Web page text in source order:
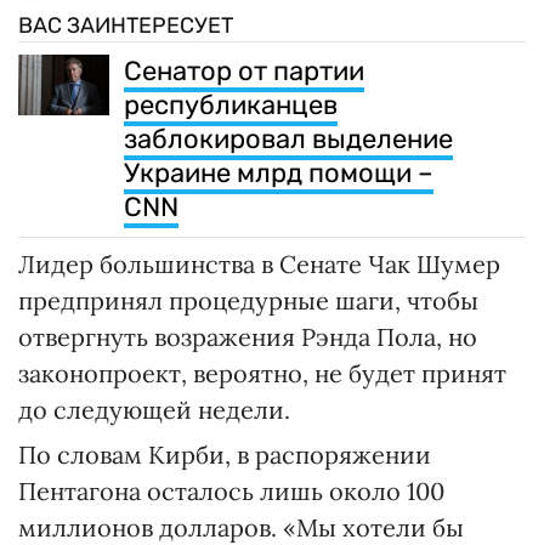
ВАС ЗАИНТЕРЕСУЕТ
Сенатор от партии
республиканцев
заблокировал выделение
Украине млрд помощи –
CNN
Лидер большинства в Сенате Чак Шумер
предпринял процедурные шаги, чтобы
отвергнуть возражения Рэнда Пола, но
законопроект, вероятно, не будет принят
до следующей недели.
По словам Кирби, в распоряжении
Пентагона осталось лишь около 100
миллионов долларов. «Мы хотели бы